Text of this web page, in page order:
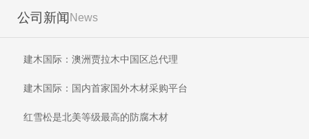
公司新闻 News
建木国际：澳洲贾拉木中国区总代理
建木国际：国内首家国外木材采购平台
红雪松是北美等级最高的防腐木材